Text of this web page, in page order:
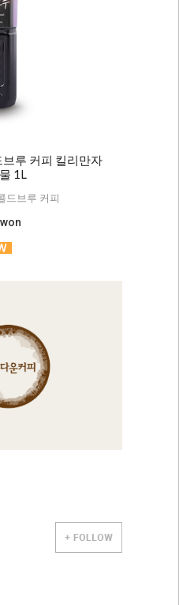
루 커피 킬리만자
1L
드브루 커피